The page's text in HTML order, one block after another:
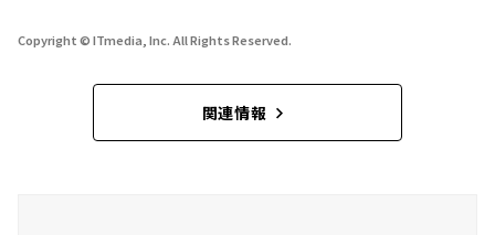
Copyright © ITmedia, Inc. All Rights Reserved.
関連情報